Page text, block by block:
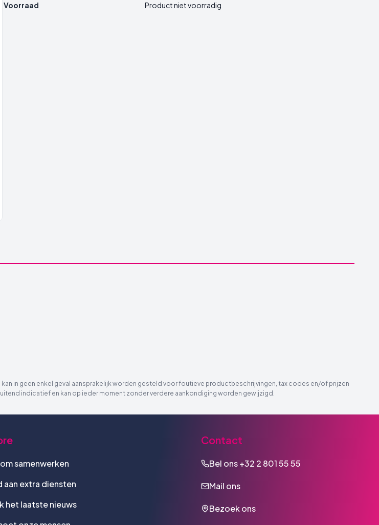
Voorraad
Product niet voorradig
in geen enkel geval aansprakelijk worden gesteld voor foutieve productbeschrijvingen, tax codes en/of prijzen
indicatief en kan op ieder moment zonder verdere aankondiging worden gewijzigd.
samenwerken
aan extra diensten
het laatste nieuws
Contact
Bel ons+32 2 801 55 55
Mail ons
Bezoek ons